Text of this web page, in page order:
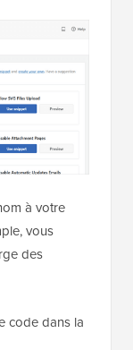
extrait) ».
à votre
vous